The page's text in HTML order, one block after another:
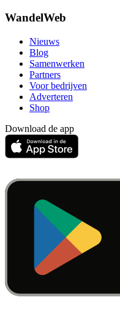
WandelWeb
Nieuws
Blog
Samenwerken
Partners
Voor bedrijven
Adverteren
Shop
Download de app